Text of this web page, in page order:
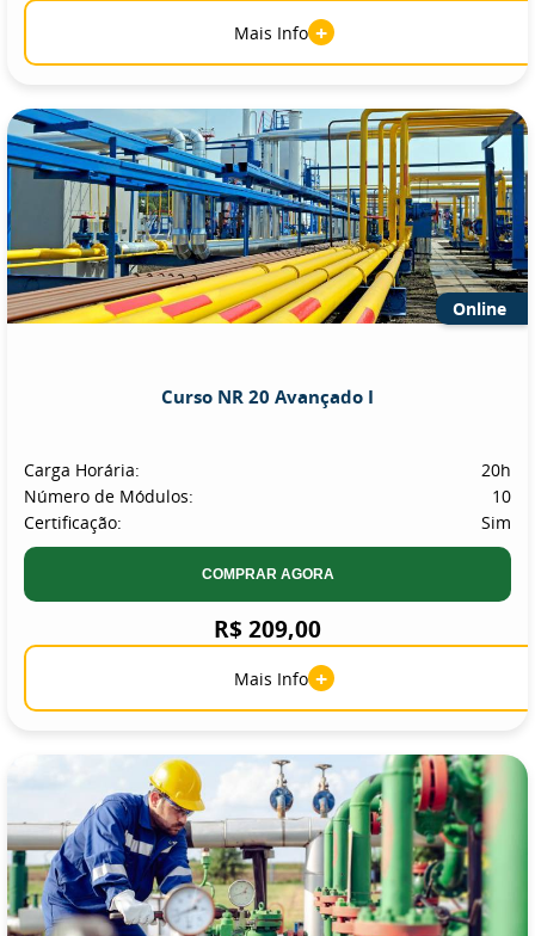
Mais Info +
Online
Curso NR 20 Avançado I
Carga Horária:
20h
Número de Módulos:
10
Certificação:
Sim
COMPRAR AGORA
R$ 209,00
Mais Info +